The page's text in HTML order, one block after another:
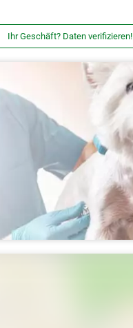
Ihr Geschäft? Daten verifizieren!